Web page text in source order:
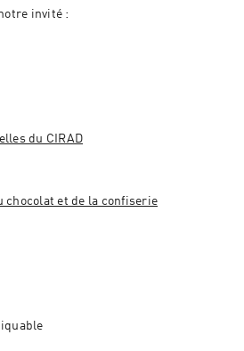
invité :
du CIRAD
chocolat et de la confiserie